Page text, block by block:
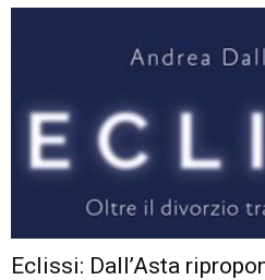
Eclissi: Dall’Asta